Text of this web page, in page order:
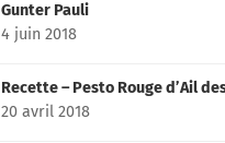
Gunter Pauli
4 juin 2018
Recette – Pesto Rouge d’Ail
20 avril 2018